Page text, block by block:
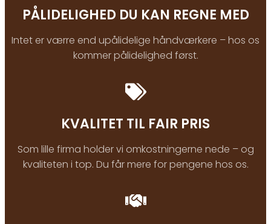
PÅLIDELIGHED DU KAN REGNE MED
Intet er værre end upålidelige håndværkere – hos os
kommer pålidelighed først.
KVALITET TIL FAIR PRIS
Som lille firma holder vi omkostningerne nede – og
kvaliteten i top. Du får mere for pengene hos os.